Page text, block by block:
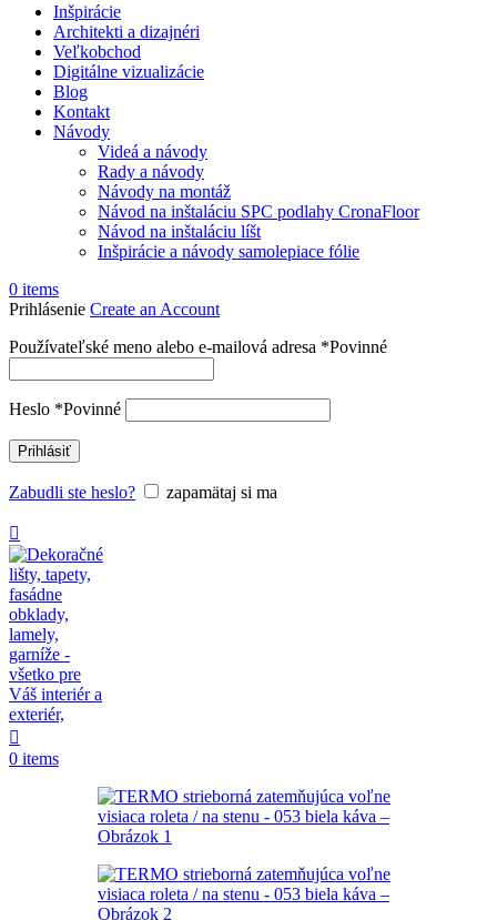
Inšpirácie
Architekti a dizajnéri
Veľkobchod
Digitálne vizualizácie
Blog
Kontakt
Návody
Videá a návody
Rady a návody
Návody na montáž
Návod na inštaláciu SPC podlahy CronaFloor
Návod na inštaláciu líšt
Inšpirácie a návody samolepiace fólie
0 items
Prihlásenie Create an Account
Používateľské meno alebo e-mailová adresa *Povinné
Heslo *Povinné
Prihlásiť
Zabudli ste heslo? zapamätaj si ma
0 items